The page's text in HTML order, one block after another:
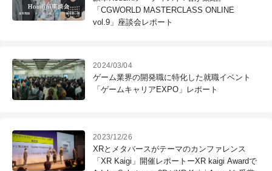
「CGWORLD MASTERCLASS ONLINE
vol.9」座談会レポート
2024/03/04
ゲーム業界の開発職に特化した就職イベント
「ゲームキャリアEXPO」レポート
2023/12/26
XRとメタバースがテーマのカンファレンス
「XR Kaigi」開催レポートーXR kaigi Awardで